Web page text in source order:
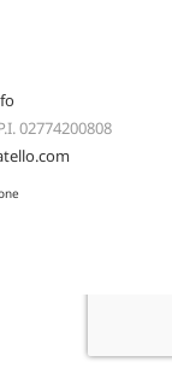
02774200808